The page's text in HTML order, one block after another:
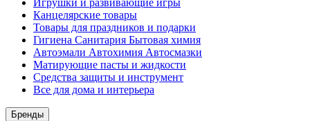
Игрушки и развивающие игры
Канцелярские товары
Товары для праздников и подарки
Гигиена Санитария Бытовая химия
Автоэмали Автохимия Автосмазки
Матирующие пасты и жидкости
Средства защиты и инструмент
Все для дома и интерьера
Бренды